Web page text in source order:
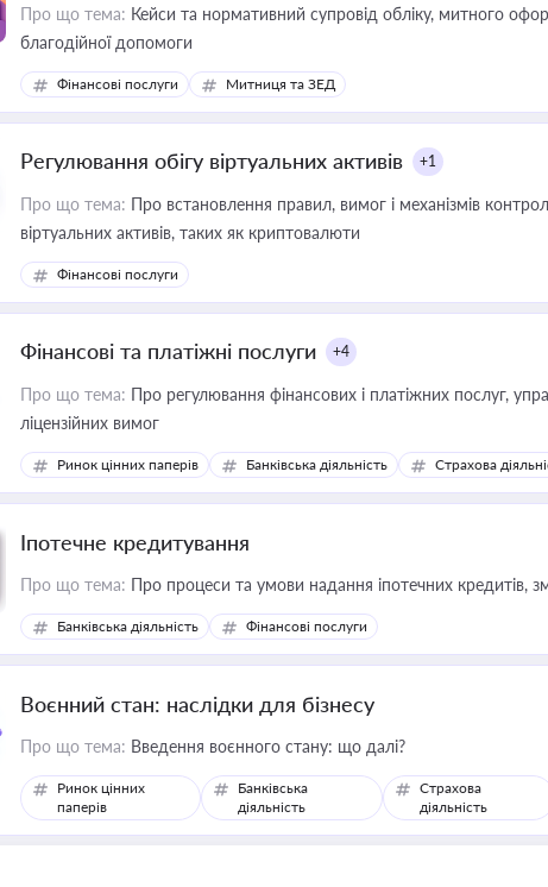
Про що тема: Кейси та нормативний супровід обліку, митного
благодійної допомоги
Фінансові послуги Митниця та ЗЕД
Регулювання обігу віртуальних активів +1
Про що тема: Про встановлення правил, вимог і механізмів
віртуальних активів, таких як криптовалюти
Фінансові послуги
Фінансові та платіжні послуги +4
Про що тема: Про регулювання фінансових і платіжних послуг, управління коштами, приймання платежів та дотримання
ліцензійних вимог
Ринок цінних паперів Банківська діяльність Страхова
Іпотечне кредитування
Про що тема: Про процеси та умови надання іпотечних кредитів,
Банківська діяльність Фінансові послуги
Воєнний стан: наслідки для бізнесу
Про що тема: Введення воєнного стану: що далі?
Ринок цінних
паперів
Банківська
діяльність
Страхова
діяльність